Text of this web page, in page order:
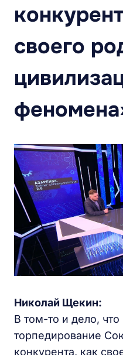
своего
Николай Щекин:
В том-то и дело,
торпедирование
конкурента, как